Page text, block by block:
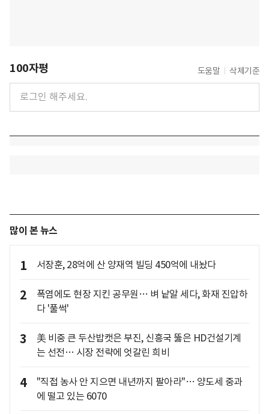
100자평 도움말 삭제기준
많이 본 뉴스
1 서장훈, 28억에 산 양재역 빌딩 450억에 내놨다
2
폭염에도 현장 지킨 공무원… 벼 낱알 세다, 화재 진압하
다 '풀썩'
3
美 비중 큰 두산밥캣은 부진, 신흥국 뚫은 HD건설기계
는 선전… 시장 전략에 엇갈린 희비
4
"직접 농사 안 지으면 내년까지 팔아라"… 양도세 중과
에 떨고 있는 6070